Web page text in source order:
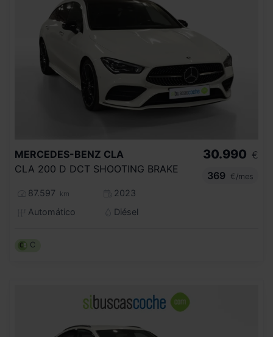
MERCEDES-BENZ CLA
CLA 200 D DCT SHOOTING BRAKE
87.597 km
2023
Automático
Diésel
30.990 €
369
€/mes
C